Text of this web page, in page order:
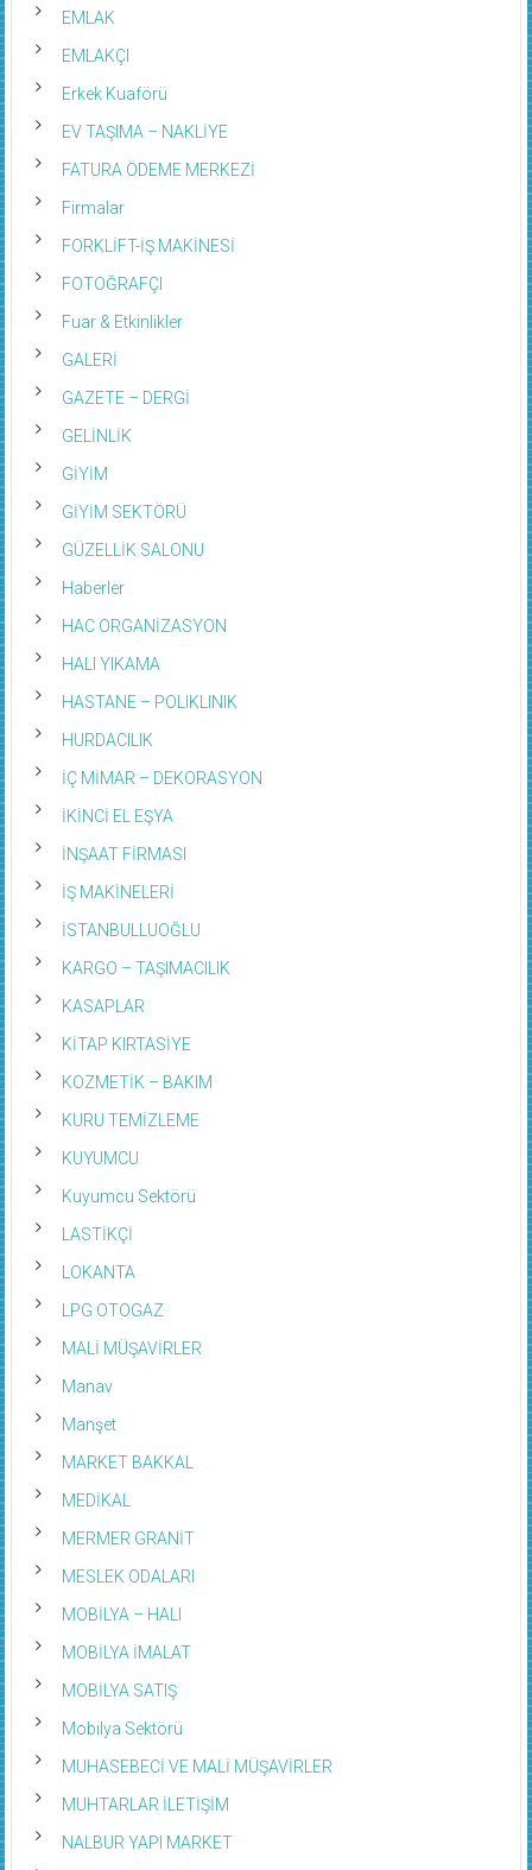
EMLAK
EMLAKÇI
Erkek Kuaförü
EV TAŞIMA – NAKLİYE
FATURA ÖDEME MERKEZİ
Firmalar
FORKLİFT-İŞ MAKİNESİ
FOTOĞRAFÇI
Fuar & Etkinlikler
GALERİ
GAZETE – DERGİ
GELİNLİK
GİYİM
GİYİM SEKTÖRÜ
GÜZELLİK SALONU
Haberler
HAC ORGANİZASYON
HALI YIKAMA
HASTANE – POLIKLINIK
HURDACILIK
İÇ MİMAR – DEKORASYON
İKİNCİ EL EŞYA
İNŞAAT FİRMASI
İŞ MAKİNELERİ
İSTANBULLUOĞLU
KARGO – TAŞIMACILIK
KASAPLAR
KİTAP KIRTASİYE
KOZMETİK – BAKIM
KURU TEMİZLEME
KUYUMCU
Kuyumcu Sektörü
LASTİKÇİ
LOKANTA
LPG OTOGAZ
MALİ MÜŞAVİRLER
Manav
Manşet
MARKET BAKKAL
MEDİKAL
MERMER GRANİT
MESLEK ODALARI
MOBİLYA – HALI
MOBİLYA İMALAT
MOBİLYA SATIŞ
Mobilya Sektörü
MUHASEBECİ VE MALİ MÜŞAVİRLER
MUHTARLAR İLETİŞİM
NALBUR YAPI MARKET